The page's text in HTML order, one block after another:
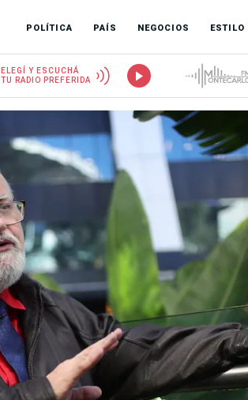
POLÍTICA PAÍS NEGOCIOS ESTILO
ELEGÍ Y ESCUCHÁ
TU RADIO PREFERIDA